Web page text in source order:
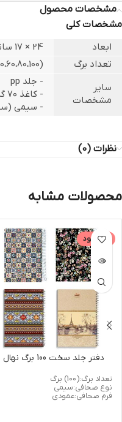
مشخصات محصول
مشخصات کلی
ابعاد
24 × 17 سانتی متر
تعداد برگ
(40،60،80،100) برگ
سایر
مشخصات
- جلد pp
- کاغذ ۷۰ گرم
- سیمی
نظرات (0)
محصولات مشابه
ناموجود
دفتر جلد سخت 100 برگ نهال
تعداد برگ:(100) برگ
نوع صحافی:سیمی
فرم صحافی:عمودی